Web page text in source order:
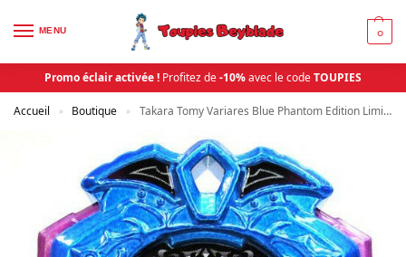
MENU 0
Promo éclair activée ! Profitez de-10%avec le codeTOUPIES
Accueil » Boutique » Takara Tomy Variares Blue Phantom Edition Limitée Metal Fury Beyblade | Toupies Beyblade